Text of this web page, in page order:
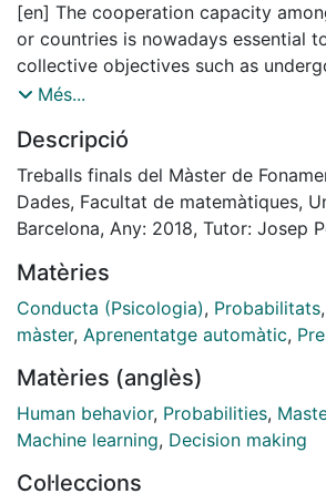
[en] The cooperation capacity
or countries is nowadays essential
collective objectives such as
solve the pollution of the seas, or in
Public Goods and Collective Risk
games have been widely used to
problematics, trying to understand
contribution of all actors engaged.
of the largests samples that has
analysis is done by means of
techniques which suppose a new
the game theoretical analysis we
unequal distribution of resources at
the game ends up causing
in terms of climate justice.
Més...
Descripció
Treballs finals del Màster de
Dades, Facultat de matemàtiques,
Barcelona, Any: 2018, Tutor: Josep
Matèries
Conducta (Psicologia), Probabilitats,
màster, Aprenentatge automàtic,
Matèries (anglès)
Human behavior, Probabilities,
Machine learning, Decision making
Col·leccions